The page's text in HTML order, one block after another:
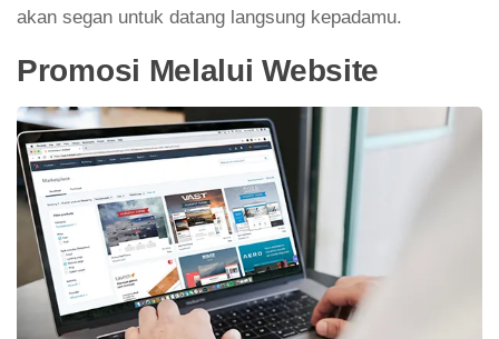
akan segan untuk datang langsung kepadamu.
Promosi Melalui Website